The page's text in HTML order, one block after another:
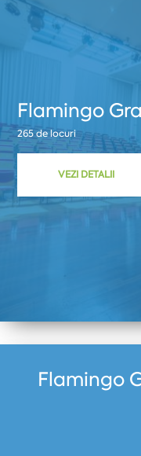
Flamingo
265 de locuri
VEZI DETALII
Flamingo